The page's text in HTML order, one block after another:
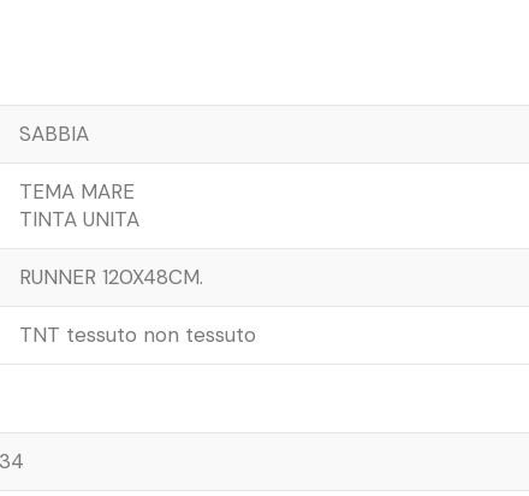
SABBIA
TEMA MARE
TINTA UNITA
RUNNER 120X48CM.
TNT tessuto non tessuto